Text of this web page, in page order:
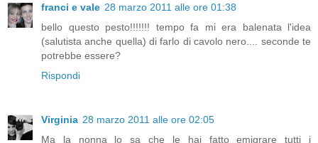
franci e vale 28 marzo 2011 alle ore 01:38
bello questo pesto!!!!!!! tempo fa mi era balenata l'idea
(salutista anche quella) di farlo di cavolo nero.... seconde te
potrebbe essere?
Rispondi
Virginia 28 marzo 2011 alle ore 02:05
Ma la nonna lo sa che le hai fatto emigrare tutti i